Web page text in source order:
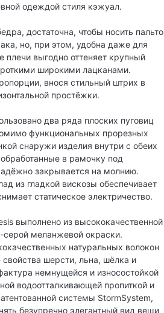
одеждой стиля кэжуал.
достаточна, чтобы носить пальто
но, при этом, удобна даже для
плечи выгодно оттеняет крупный
широкими лацканами.
внося стильный штрих в
простёжки.
два ряда плоских пуговиц
функциональных прорезных
снаружи изделия внутри с обеих
в рамочку под
закрывается на молнию.
из гладкой вискозы обеспечивает
статическое электричество.
выполнено из высококачественной
серой меланжевой окраски.
натуральных волокон
шерсти, льна, шёлка и
немнущейся и износостойкой
водоотталкивающей пропиткой и
системы StormSystem,
безупречно элегантный вид вещи